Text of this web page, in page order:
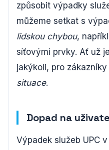
způsobit výpadky
můžeme setkat s
lidskou chybou,
síťovými prvky. Ať už
jakýkoli, pro
situace.
Dopad na
Výpadek služeb UPC